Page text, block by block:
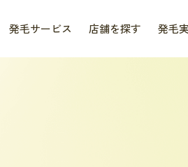
発毛サービス 店舗を探す 発毛